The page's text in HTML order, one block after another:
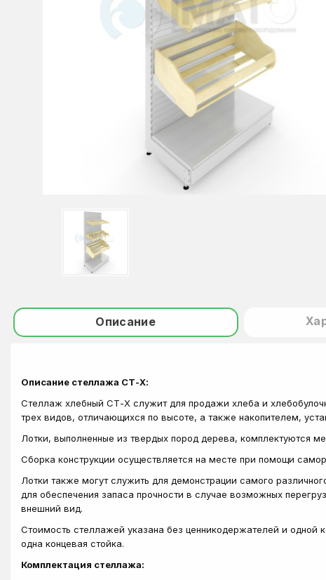
Описание
Описание стеллажа СТ-Х:
Стеллаж хлебный СТ-Х служит для продажи хлеба и
трех видов, отличающихся по высоте, а также накопителем,
Лотки, выполненные из твердых пород дерева, комплектуются
Сборка конструкции осуществляется на месте при помощи
Лотки также могут служить для демонстрации самого
для обеспечения запаса прочности в случае возможных
внешний вид.
Стоимость стеллажей указана без ценникодержателей и одной
одна концевая стойка.
Комплектация стеллажа: